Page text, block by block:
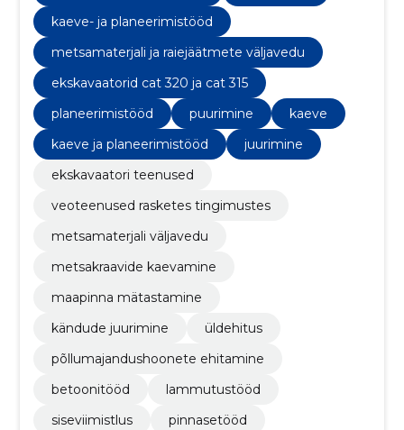
kaeve- ja planeerimistööd
metsamaterjali ja raiejäätmete väljavedu
ekskavaatorid cat 320 ja cat 315
planeerimistööd
puurimine
kaeve
kaeve ja planeerimistööd
juurimine
ekskavaatori teenused
veoteenused rasketes tingimustes
metsamaterjali väljavedu
metsakraavide kaevamine
maapinna mätastamine
kändude juurimine
üldehitus
põllumajandushoonete ehitamine
betoonitööd
lammutustööd
siseviimistlus
pinnasetööd